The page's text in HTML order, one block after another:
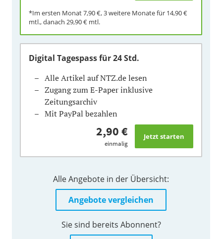
*Im ersten Monat7,90 €, 3 weitere Monate für 14,90 €
mtl., danach 29,90 € mtl.
Digital Tagespassfür 24 Std.
Alle Artikel auf NTZ.de lesen
Zugang zum E-Paper inklusive
Zeitungsarchiv
Mit PayPal bezahlen
2,90 €
einmalig
Alle Angebote in der Übersicht:
Angebote vergleichen
Sie sind bereits Abonnent?